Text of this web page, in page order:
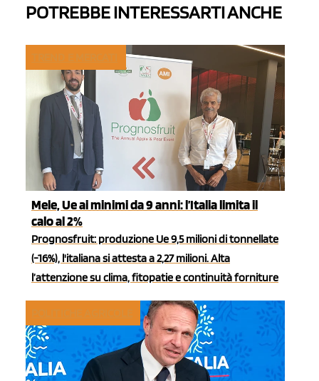
POTREBBE INTERESSARTI ANCHE
Mele, Ue ai minimi da 9 anni: l’Italia limita il
calo al 2%
Prognosfruit: produzione Ue 9,5 milioni di tonnellate
(-16%), l'italiana si attesta a 2,27 milioni. Alta
l’attenzione su clima, fitopatie e continuità forniture